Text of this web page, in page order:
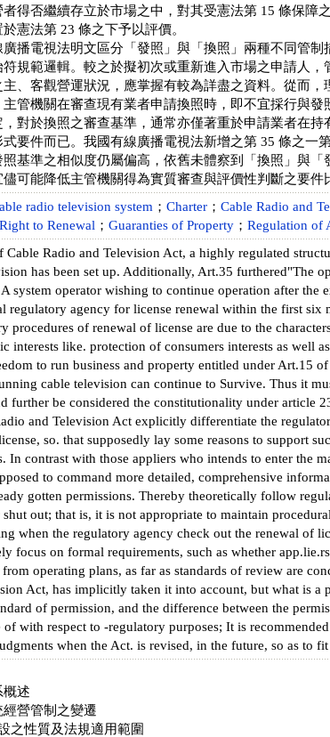
得否繼續存立於市場之中，對其受憲法第 15 條保障
憲法第 23 條之下予以評價。
播電視法明文區分「發照」與「換照」兩種不同管
規範邏輯。較之於擬初次或重新進入市場之申請人
、客觀營運狀況，應掌握有較為詳盡之資料。從而
管機關在審查現有業者申請換照時，即不宜採行與
對於換照之審查基準，通常亦僅著重於申請業者在
要件而已。我國有線廣播電視法新增之第 35 條之一
基準之相似度仍屬偏高，依舊未體察到「換照」與
可能降低主管機關得為實質審查與評價性判斷之要件
radio television system ； Charter ； Cable Radio and
Right to Renewal ； Guaranties of Property ； Regulation of
Radio and Television Act, a highly regulated
has been set up. Additionally, Art.35 furthered"The
system operator wishing to continue operation after the
regulatory agency for license renewal within the first six
procedures of renewal of license are due to the
interests like. protection of consumers interests as well
to run business and property entitled under Art.15
cable television can continue to Survive. Thus it
further be considered the constitutionality under article
and Television Act explicitly differentiate the
so. that supposedly lay some reasons to support
In contrast with those appliers who intends to enter the
to command more detailed, comprehensive
gotten permissions. Thereby theoretically follow
out; that is, it is not appropriate to maintain
when the regulatory agency check out the renewal of
focus on formal requirements, such as whether
operating plans, as far as standards of review are
Act, has implicitly taken it into account, but what is a
of permission, and the difference between the
of with respect to -regulatory purposes; It is
when the Act. is revised, in the future, so as to
概述
營管制之變遷
之性質及法規適用範圍